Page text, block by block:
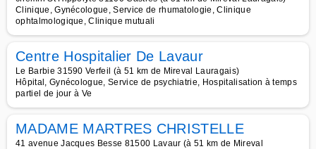
Clinique, Gynécologue, Service de rhumatologie, Clinique
ophtalmologique, Clinique mutuali
Centre Hospitalier De Lavaur
Le Barbie 31590 Verfeil (à 51 km de Mireval Lauragais)
Hôpital, Gynécologue, Service de psychiatrie, Hospitalisation à temps
partiel de jour à Ve
MADAME MARTRES CHRISTELLE
41 avenue Jacques Besse 81500 Lavaur (à 51 km de Mireval